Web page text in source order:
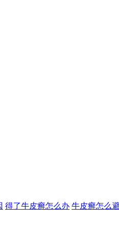
得了牛皮癣怎么办 牛皮癣怎么